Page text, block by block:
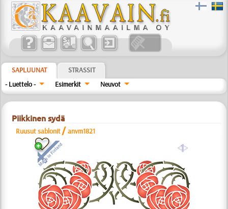
SAPLUUNAT
STRASSIT
- Luettelo -
Esimerkit Neuvot
Piikkinen sydä
Ruusut sablonit /anvm1821
a